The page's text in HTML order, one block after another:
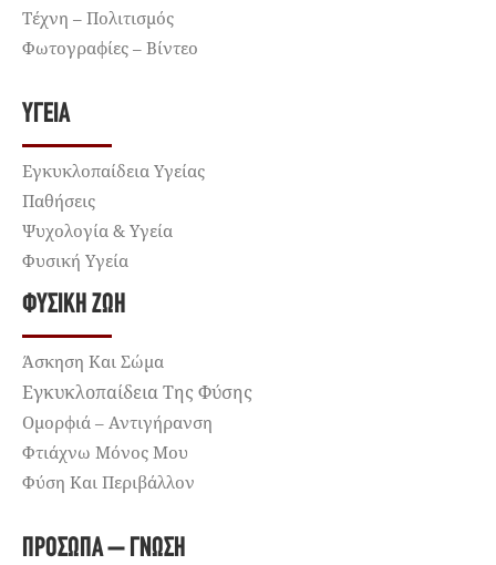
Τέχνη – Πολιτισμός
Φωτογραφίες – Βίντεο
ΥΓΕΊΑ
Εγκυκλοπαίδεια Υγείας
Παθήσεις
Ψυχολογία & Υγεία
Φυσική Υγεία
ΦΥΣΙΚΉ ΖΩΉ
Άσκηση Και Σώμα
Εγκυκλοπαίδεια Της Φύσης
Ομορφιά – Αντιγήρανση
Φτιάχνω Μόνος Μου
Φύση Και Περιβάλλον
ΠΡΌΣΩΠΑ – ΓΝΏΣΗ